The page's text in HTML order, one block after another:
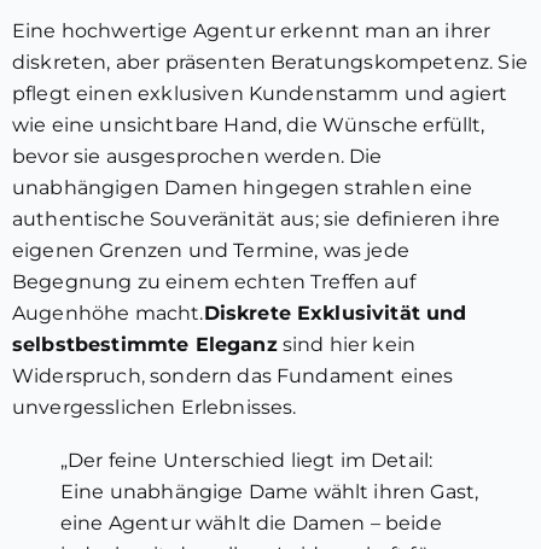
Eine hochwertige Agentur erkennt man an ihrer
diskreten, aber präsenten Beratungskompetenz. Sie
pflegt einen exklusiven Kundenstamm und agiert
wie eine unsichtbare Hand, die Wünsche erfüllt,
bevor sie ausgesprochen werden. Die
unabhängigen Damen hingegen strahlen eine
authentische Souveränität aus; sie definieren ihre
eigenen Grenzen und Termine, was jede
Begegnung zu einem echten Treffen auf
Augenhöhe macht.Diskrete Exklusivität und
selbstbestimmte Eleganzsind hier kein
Widerspruch, sondern das Fundament eines
unvergesslichen Erlebnisses.
„Der feine Unterschied liegt im Detail:
Eine unabhängige Dame wählt ihren Gast,
eine Agentur wählt die Damen – beide